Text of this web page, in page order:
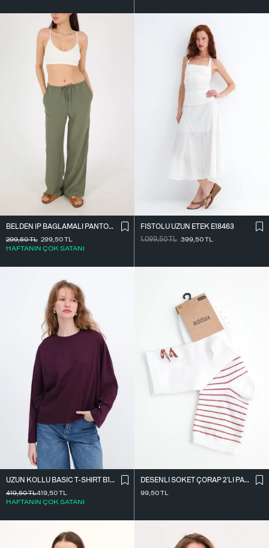
BELDEN İ̇P BAĞLAMALI PANTOLON PN16372-İ6
299,50TL
HAFTANIN ÇOK SATANI
299,50TL
FISTOLU UZUN ETEK E18463
1.099,50TL 399,50TL
UZUN KOLLU BASIC T-SHIRT B10571
419,50TL
HAFTANIN ÇOK SATANI
419,50TL
DESENLI SOKET ÇORAP 2`LI PAKET ÇRP3014
99,50TL